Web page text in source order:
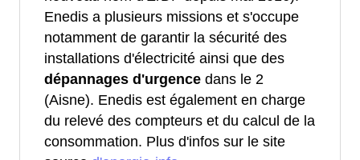
Enedis a plusieurs missions et s'occupe
notamment de garantir la sécurité des
installations d'électricité ainsi que des
dépannages d'urgence dans le 2
(Aisne). Enedis est également en charge
du relevé des compteurs et du calcul de la
consommation. Plus d'infos sur le site